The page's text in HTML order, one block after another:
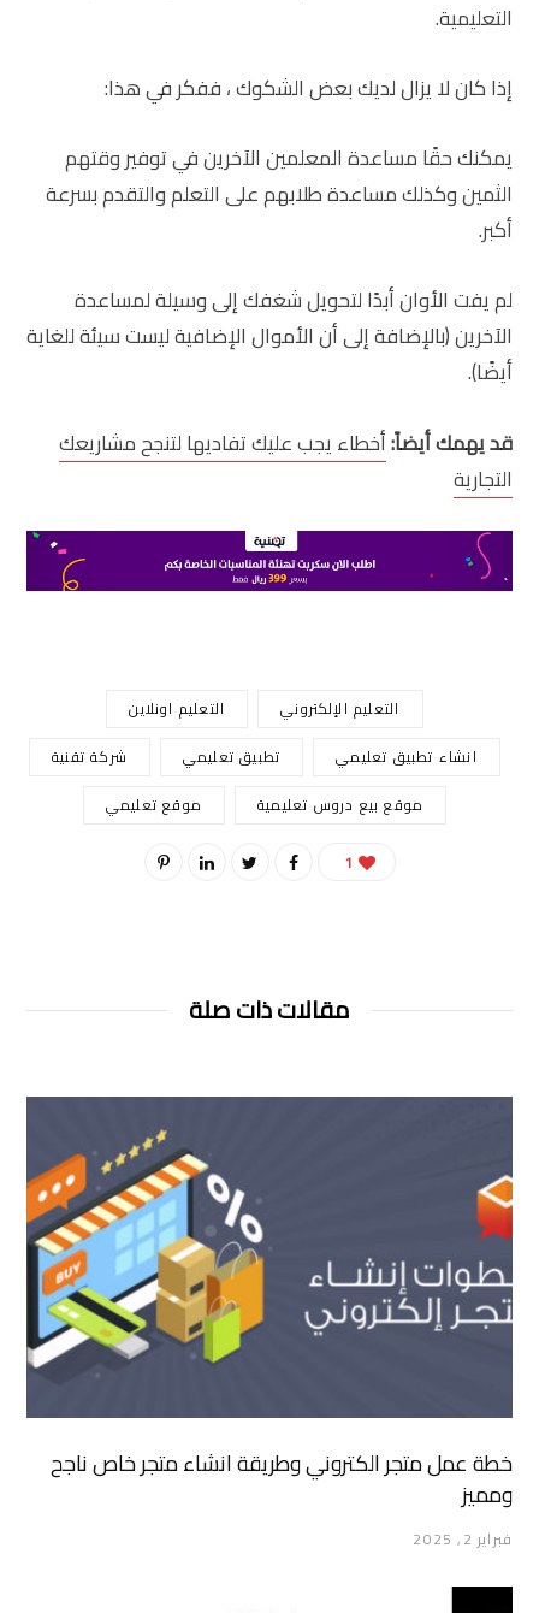
التعليمية.
إذا كان لا يزال لديك بعض الشكوك ، ففكر في هذا:
يمكنك حقًا مساعدة المعلمين الآخرين في توفير وقتهم
الثمين وكذلك مساعدة طلابهم على التعلم والتقدم بسرعة
أكبر.
لم يفت الأوان أبدًا لتحويل شغفك إلى وسيلة لمساعدة
الآخرين (بالإضافة إلى أن الأموال الإضافية ليست سيئة للغاية
أيضًا).
قد يهمك أيضاً:أخطاء يجب عليك تفاديها لتنجح مشاريعك
التجارية
التعليم الإلكتروني
التعليم اونلاين
انشاء تطبيق تعليمي
تطبيق تعليمي
شركة تقنية
موقع بيع دروس تعليمية
موقع تعليمي
1
مقالات ذات صلة
خطة عمل متجر الكتروني وطريقة انشاء متجر خاص ناجح
ومميز
فبراير 2, 2025